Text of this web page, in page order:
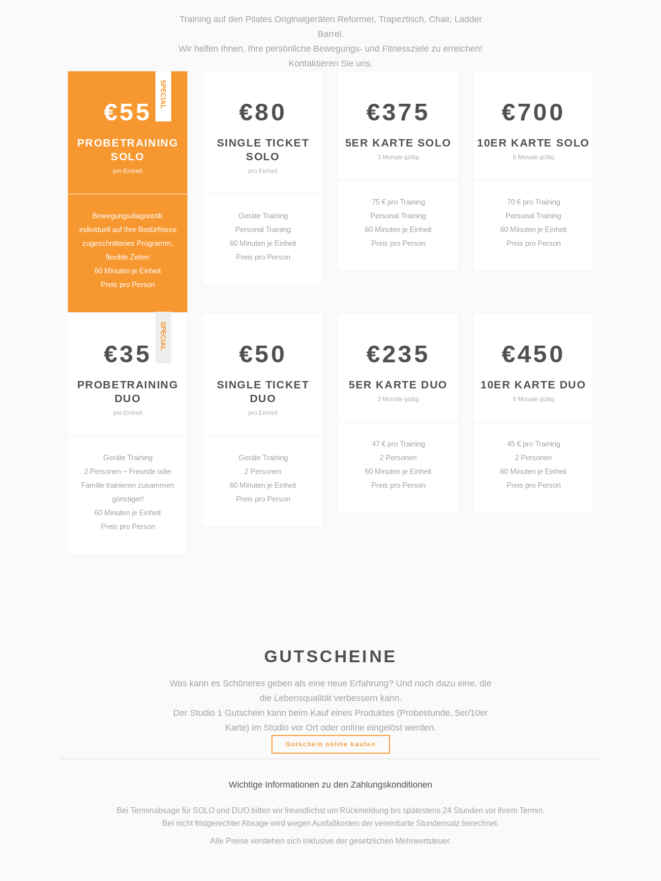
Training auf den Pilates Originalgeräten Reformer, Trapeztisch, Chair, Ladder
Barrel.
Wir helfen Ihnen, Ihre persönliche Bewegungs- und Fitnessziele zu erreichen!
Kontaktieren Sie uns.
SPECIAL
€55
PROBETRAINING
SOLO
pro Einheit
Bewegungsdiagnostik
individuell auf Ihre Bedürfnisse
zugeschnittenes Programm,
flexible Zeiten
60 Minuten je Einheit
Preis pro Person
€80
SINGLE TICKET
SOLO
pro Einheit
Geräte Training
Personal Training
60 Minuten je Einheit
Preis pro Person
€375
5ER KARTE SOLO
3 Monate gültig
75 € pro Training
Personal Training
60 Minuten je Einheit
Preis pro Person
€700
10ER KARTE SOLO
6 Monate gültig
70 € pro Training
Personal Training
60 Minuten je Einheit
Preis pro Person
SPECIAL
€35
PROBETRAINING
DUO
pro Einheit
Geräte Training
2 Personen – Freunde oder
Familie trainieren zusammen
günstiger!
60 Minuten je Einheit
Preis pro Person
€50
SINGLE TICKET
DUO
pro Einheit
Geräte Training
2 Personen
60 Minuten je Einheit
Preis pro Person
€235
5ER KARTE DUO
3 Monate gültig
47 € pro Training
2 Personen
60 Minuten je Einheit
Preis pro Person
€450
10ER KARTE DUO
6 Monate gültig
45 € pro Training
2 Personen
60 Minuten je Einheit
Preis pro Person
GUTSCHEINE
Was kann es Schöneres geben als eine neue Erfahrung? Und noch dazu eine, die
die Lebensqualität verbessern kann.
Der Studio 1 Gutschein kann beim Kauf eines Produktes (Probestunde, 5er/10er
Karte) im Studio vor Ort oder online eingelöst werden.
Gutschein online kaufen
Wichtige Informationen zu den Zahlungskonditionen
Bei Terminabsage für SOLO und DUO bitten wir freundlichst um Rückmeldung bis spätestens 24 Stunden vor Ihrem Termin.
Bei nicht fristgerechter Absage wird wegen Ausfallkosten der vereinbarte Stundensatz berechnet.
Alle Preise verstehen sich inklusive der gesetzlichen Mehrwertsteuer.